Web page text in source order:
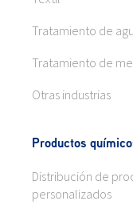
Tratamiento de
Tratamiento de
Otras industrias
Productos
Distribución de
personalizados